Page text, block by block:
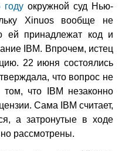
годуокружной суд Нью-
Xinuos вообще не
ей принадлежат код и
IBM. Впрочем, истец
22 июня состоялись
что вопрос не
что IBM незаконно
Сама IBM считает,
а затронутые в ходе
рассмотрены.